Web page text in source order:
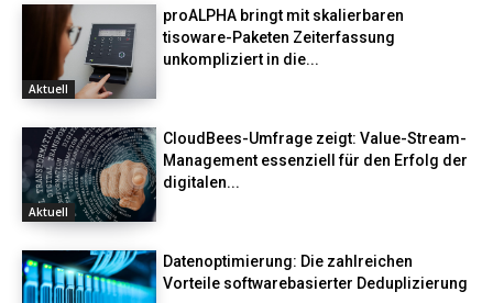
Aktuell
proALPHA bringt mit skalierbaren
tisoware-Paketen Zeiterfassung
unkompliziert in die...
Aktuell
CloudBees-Umfrage zeigt: Value-Stream-
Management essenziell für den Erfolg der
digitalen...
Datenoptimierung: Die zahlreichen
Vorteile softwarebasierter Deduplizierung